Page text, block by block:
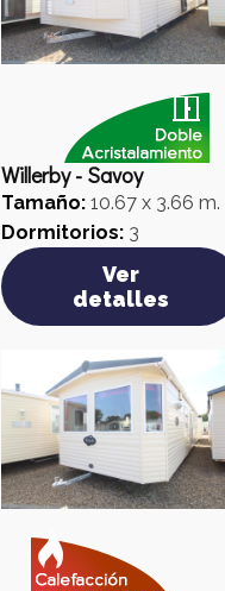
Willerby - Savoy
Tamaño: 10.67 x 3.66 m.
Dormitorios: 3
Ver
detalles